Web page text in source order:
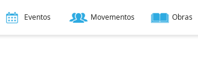
Eventos Movementos Obras